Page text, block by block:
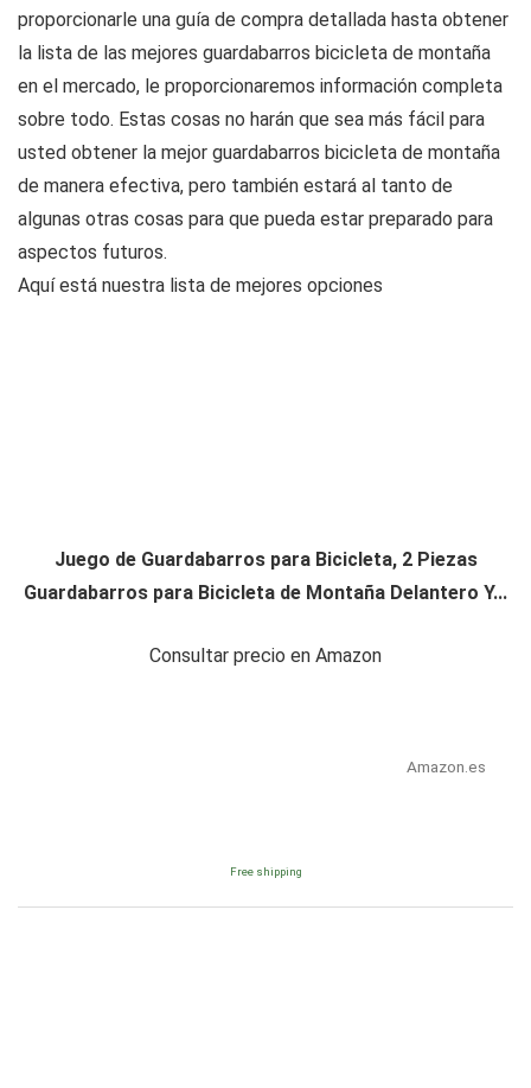
proporcionarle una guía de compra detallada hasta obtener
la lista de las mejores guardabarros bicicleta de montaña
en el mercado, le proporcionaremos información completa
sobre todo. Estas cosas no harán que sea más fácil para
usted obtener la mejor guardabarros bicicleta de montaña
de manera efectiva, pero también estará al tanto de
algunas otras cosas para que pueda estar preparado para
aspectos futuros.
Aquí está nuestra lista de mejores opciones
Juego de Guardabarros para Bicicleta, 2 Piezas
Guardabarros para Bicicleta de Montaña Delantero Y...
Consultar precio en Amazon
Amazon.es
Free shipping